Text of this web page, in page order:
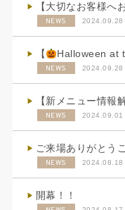
【大切なお客様へ
NEWS 2024.09.28
【 Halloween at
NEWS 2024.09.28
【新メニュー情報
NEWS 2024.09.01
ご来場ありがとう
NEWS 2024.08.18
開幕！！